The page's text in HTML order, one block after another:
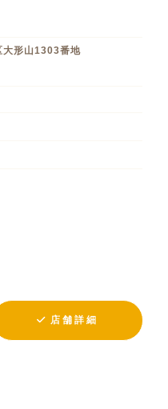
大形山1303番地
店舗詳細